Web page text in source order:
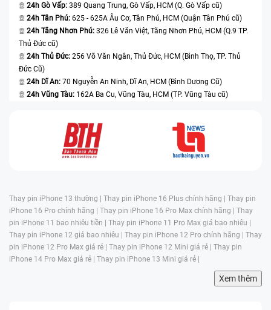
24h Gò Vấp: 389 Quang Trung, Gò Vấp, HCM (Q. Gò Vấp cũ)
24h Tân Phú: 625 - 625A Âu Cơ, Tân Phú, HCM (Quận Tân Phú cũ)
24h Tăng Nhơn Phú: 326 Lê Văn Việt, Tăng Nhơn Phú, HCM (Q.9 TP.
Thủ Đức cũ)
24h Thủ Đức: 256 Võ Văn Ngân, Thủ Đức, HCM (Bình Thọ, TP. Thủ
Đức Cũ)
24h Dĩ An: 70 Nguyễn An Ninh, Dĩ An, HCM (Bình Dương Cũ)
24h Vũng Tàu: 162A Ba Cu, Vũng Tàu, HCM (TP. Vũng Tàu cũ)
Thay pin iPhone 13 thường | Thay pin iPhone 16 Plus chính hãng | Thay pin
iPhone 16 Pro chính hãng | Thay pin iPhone 16 Pro Max chính hãng | Thay
pin iPhone 11 bao nhiêu tiền | Thay pin iPhone 11 Pro Max giá bao nhiêu |
Thay pin iPhone 12 giá bao nhiêu | Thay pin iPhone 12 Pro chính hãng | Thay
pin iPhone 12 Pro Max giá rẻ | Thay pin iPhone 12 Mini giá rẻ | Thay pin
iPhone 14 Pro Max giá rẻ | Thay pin iPhone 13 Mini giá rẻ |
Xem thêm